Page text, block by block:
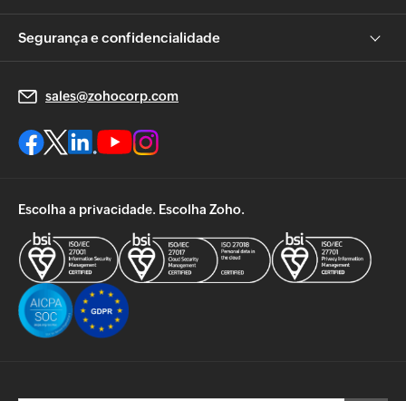
Segurança e confidencialidade
sales@zohocorp.com
Escolha a privacidade. Escolha Zoho.